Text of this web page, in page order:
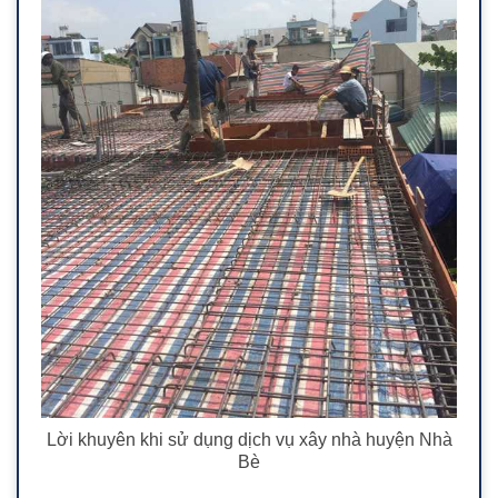
Lời khuyên khi sử dụng dịch vụ xây nhà huyện Nhà
Bè